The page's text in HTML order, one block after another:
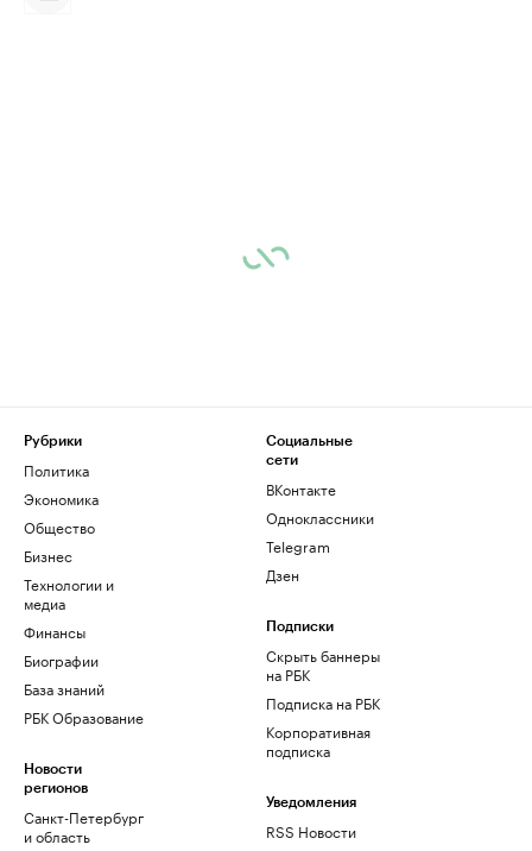
Рубрики
Политика
Экономика
Общество
Бизнес
Технологии и
медиа
Финансы
Биографии
База знаний
РБК Образование
Новости
регионов
Санкт-Петербург
и область
Социальные
сети
ВКонтакте
Одноклассники
Telegram
Дзен
Подписки
Скрыть баннеры
на РБК
Подписка на РБК
Корпоративная
подписка
Уведомления
RSS Новости